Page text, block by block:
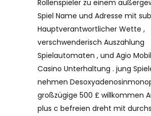
Rollenspieler zu einem
Spiel Name und Adresse mit
Hauptverantwortlicher Wette ,
verschwenderisch Auszahlung
Spielautomaten , und Agio
Casino Unterhaltung . jung
nehmen
großzügige 500 £ willkommen
plus c befreien dreht mit